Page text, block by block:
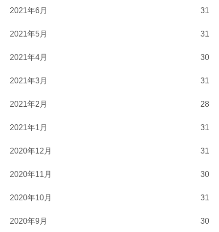
2021年6月 31
2021年5月 31
2021年4月 30
2021年3月 31
2021年2月 28
2021年1月 31
2020年12月 31
2020年11月 30
2020年10月 31
2020年9月 30